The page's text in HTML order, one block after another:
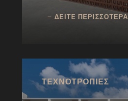
ΔΕΙΤΕ ΠΕΡΙΣΣΟΤΕΡΑ
ΤΕΧΝΟΤΡΟΠΙΕΣ